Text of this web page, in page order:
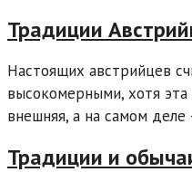
Традиции
Настоящих австрийцев
высокомерными, хотя
внешняя, а на самом
Традиции и